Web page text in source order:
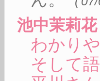
池中茉莉花
わかり
そして